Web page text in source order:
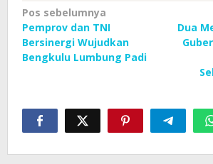
Navigasi
pos
Pos sebelumnya
Pemprov dan TNI
Bersinergi Wujudkan
Bengkulu Lumbung Padi
Dua